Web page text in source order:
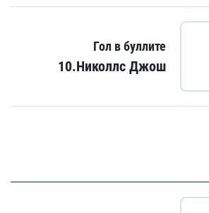
Гол в буллите
10.Николлс Джош